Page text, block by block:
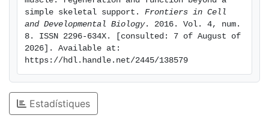
muscle cells may provide positional information to
planarian stem cells during regeneration. Here, I review
the limited available knowledge on planarian muscle
regeneration.
simple skeletal support. Frontiers in Cell
and Developmental Biology. 2016. Vol. 4, num.
8. ISSN 2296-634X. [consulted: 7 of August of
2026]. Available at:
https://hdl.handle.net/2445/138579
Estadístiques